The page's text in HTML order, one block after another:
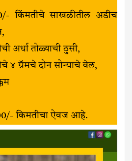
किंमतीचे साखळीतील अडीच
अर्धा तोळ्याची ठुसी,
४ ग्रॅमचे दोन सोन्याचे वेल,
किमतीचा ऐवज आहे.